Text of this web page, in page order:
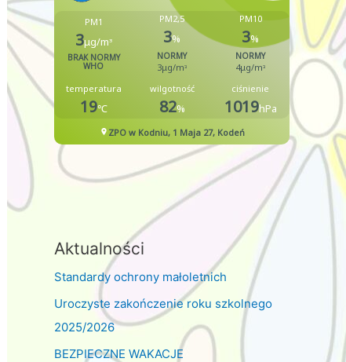
Aktualności
Standardy ochrony małoletnich
Uroczyste zakończenie roku szkolnego
2025/2026
BEZPIECZNE WAKACJE